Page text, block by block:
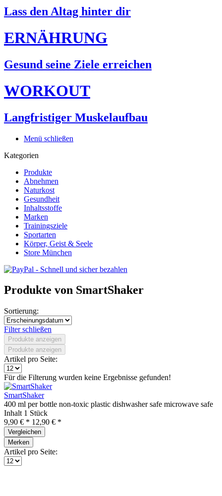
Lass den Altag hinter dir
ERNÄHRUNG
Gesund seine Ziele erreichen
WORKOUT
Langfristiger Muskelaufbau
Menü schließen
Kategorien
Produkte
Abnehmen
Naturkost
Gesundheit
Inhaltsstoffe
Marken
Trainingsziele
Sportarten
Körper, Geist & Seele
Store München
Produkte von SmartShaker
Sortierung:
Filter schließen
Produkte anzeigen
Produkte anzeigen
Artikel pro Seite:
Für die Filterung wurden keine Ergebnisse gefunden!
SmartShaker
400 ml per bottle non-toxic plastic dishwasher safe microwave safe
Inhalt 1 Stück
9,90 € * 12,90 € *
Vergleichen
Merken
Artikel pro Seite: